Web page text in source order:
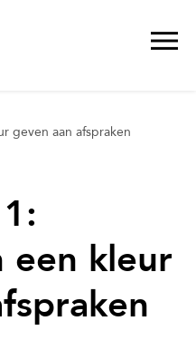
geven aan afspraken
een kleur